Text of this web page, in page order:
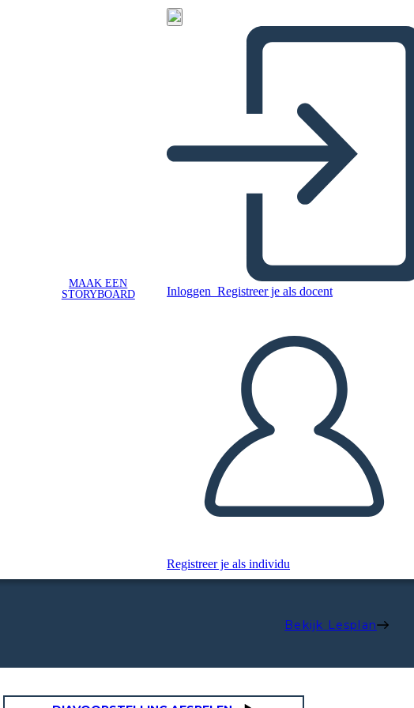
MAAK EEN
STORYBOARD
Inloggen Registreer je als docent
Registreer je als individu
Bekijk Lesplan